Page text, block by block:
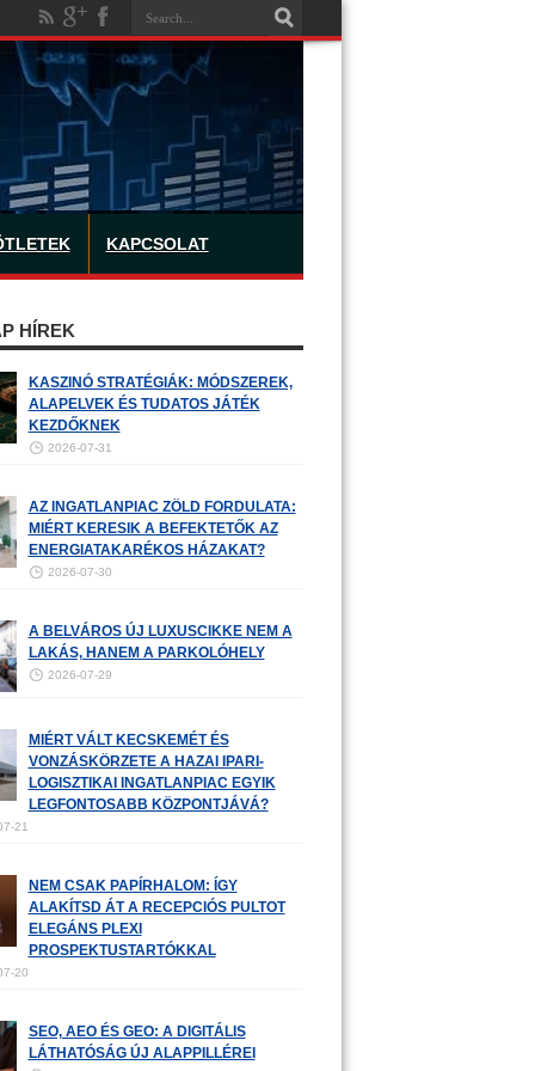
KAPCSOLAT
HÍREK
KASZINÓ STRATÉGIÁK: MÓDSZEREK,
ALAPELVEK ÉS TUDATOS JÁTÉK
KEZDŐKNEK
2026-07-31
AZ INGATLANPIAC ZÖLD FORDULATA:
MIÉRT KERESIK A BEFEKTETŐK AZ
ENERGIATAKARÉKOS HÁZAKAT?
2026-07-30
A BELVÁROS ÚJ LUXUSCIKKE NEM A
LAKÁS, HANEM A PARKOLÓHELY
2026-07-29
MIÉRT VÁLT KECSKEMÉT ÉS
VONZÁSKÖRZETE A HAZAI IPARI-
LOGISZTIKAI INGATLANPIAC EGYIK
LEGFONTOSABB KÖZPONTJÁVÁ?
21
NEM CSAK PAPÍRHALOM: ÍGY
ALAKÍTSD ÁT A RECEPCIÓS PULTOT
ELEGÁNS PLEXI
PROSPEKTUSTARTÓKKAL
20
SEO, AEO ÉS GEO: A DIGITÁLIS
LÁTHATÓSÁG ÚJ ALAPPILLÉREI